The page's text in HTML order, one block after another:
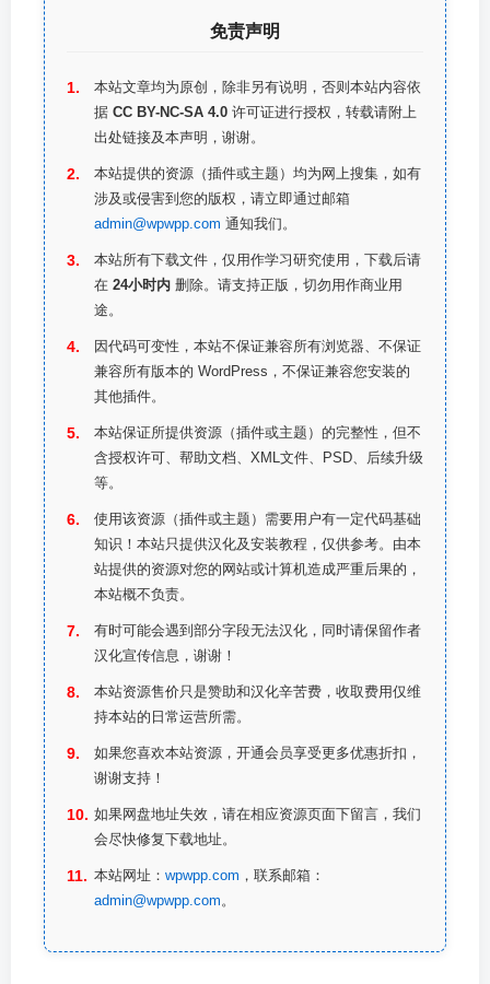
免责声明
本站文章均为原创，除非另有说明，否则本站内容依
据 CC BY-NC-SA 4.0 许可证进行授权，转载请附上
出处链接及本声明，谢谢。
本站提供的资源（插件或主题）均为网上搜集，如有
涉及或侵害到您的版权，请立即通过邮箱
admin@wpwpp.com 通知我们。
本站所有下载文件，仅用作学习研究使用，下载后请
在 24小时内 删除。请支持正版，切勿用作商业用
途。
因代码可变性，本站不保证兼容所有浏览器、不保证
兼容所有版本的 WordPress，不保证兼容您安装的
其他插件。
本站保证所提供资源（插件或主题）的完整性，但不
含授权许可、帮助文档、XML文件、PSD、后续升级
等。
使用该资源（插件或主题）需要用户有一定代码基础
知识！本站只提供汉化及安装教程，仅供参考。由本
站提供的资源对您的网站或计算机造成严重后果的，
本站概不负责。
有时可能会遇到部分字段无法汉化，同时请保留作者
汉化宣传信息，谢谢！
本站资源售价只是赞助和汉化辛苦费，收取费用仅维
持本站的日常运营所需。
如果您喜欢本站资源，开通会员享受更多优惠折扣，
谢谢支持！
如果网盘地址失效，请在相应资源页面下留言，我们
会尽快修复下载地址。
本站网址： wpwpp.com ，联系邮箱：
admin@wpwpp.com 。